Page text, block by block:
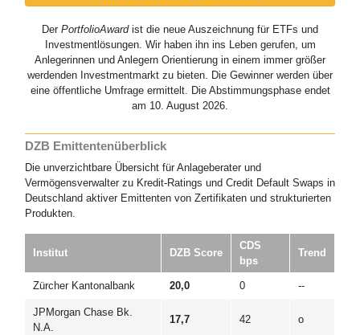
Der PortfolioAwardist die neue Auszeichnung für ETFs und
Investmentlösungen. Wir haben ihn ins Leben gerufen, um
Anlegerinnen und Anlegern Orientierung in einem immer größer
werdenden Investmentmarkt zu bieten. Die Gewinner werden über
eine öffentliche Umfrage ermittelt. Die Abstimmungsphase endet
am 10. August 2026.
DZB Emittentenüberblick
Die unverzichtbare Übersicht für Anlageberater und
Vermögensverwalter zu Kredit-Ratings und Credit Default Swaps in
Deutschland aktiver Emittenten von Zertifikaten und strukturierten
Produkten.
Institut DZB Score
CDS
bps
Trend
Zürcher Kantonalbank 20,0 0 --
JPMorgan Chase Bk.
N.A.
17,7 42 o